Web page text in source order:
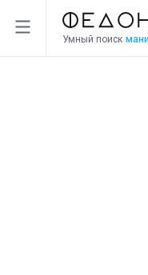
Умный поиск